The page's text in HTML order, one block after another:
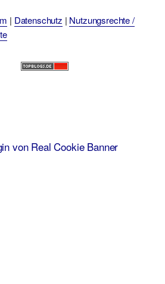
| Datenschutz | Nutzungsrechte /
von Real Cookie Banner